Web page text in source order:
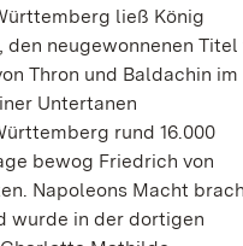
ließ König
neugewonnenen Titel
Thron und Baldachin im
Untertanen
rund 16.000
bewog Friedrich von
Napoleons Macht
wurde in der dortigen